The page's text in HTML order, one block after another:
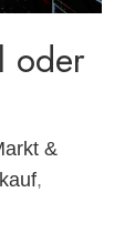
oder
&
,